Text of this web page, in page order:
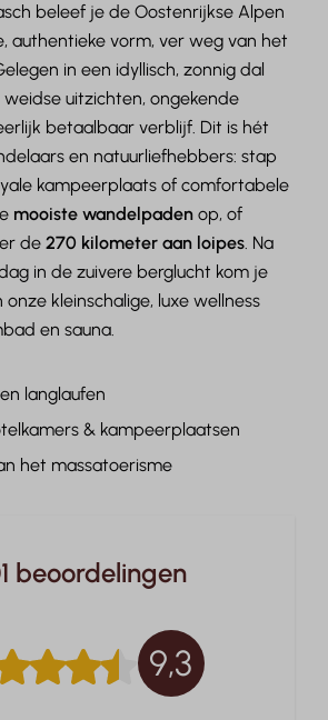
beleef je de Oostenrijkse Alpen
authentieke vorm, ver weg van het
in een idyllisch, zonnig dal
uitzichten, ongekende
betaalbaar verblijf. Dit is hét
en natuurliefhebbers: stap
kampeerplaats of comfortabele
mooiste wandelpaden op, of
de270 kilometer aan loipes. Na
in de zuivere berglucht kom je
kleinschalige, luxe wellness
en sauna.
langlaufen
& kampeerplaatsen
het massatoerisme
beoordelingen
9,3